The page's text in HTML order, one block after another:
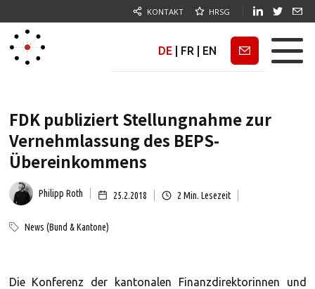
KONTAKT HRSG
DE FR EN Newsletter
FDK publiziert Stellungnahme zur
Vernehmlassung des BEPS-
Übereinkommens
Philipp Roth 25.2.2018 2 Min. Lesezeit
News (Bund & Kantone)
Die Konferenz der kantonalen Finanzdirektorinnen und